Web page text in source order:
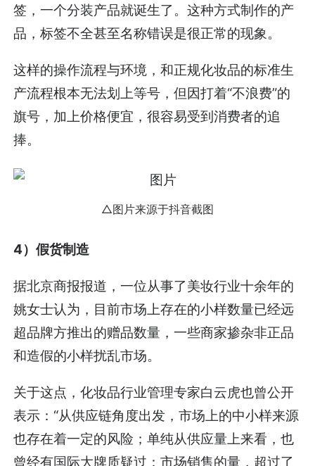
签，一个分装产品就诞生了。这种方式制作的产
品，标签不全甚至名称错误是很正常的现象。
这样的操作流程与环境，和正规化妆品的标准生
产流程根本无法划上等号，但因打着“不浪费”的
旗号，加上价格便宜，很容易受到消费者的追
捧。
△图片来源于抖音截图
4）假货制造
据北京商报报道，一位从事了美妆行业十余年的
姚女士认为，目前市场上存在的小样数量已经远
超品牌方推出的赠品数量，一些商家掺杂非正品
和造假的小样扰乱市场。
关于这点，化妆品行业管理专家白云虎也曾公开
表示：“从供应链角度出发，市场上的中小样来源
也存在着一定的风险；单纯从供应量上来看，也
曾经有国际大牌质疑过：市场销售的量，超过了